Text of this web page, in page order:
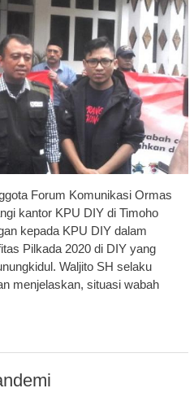
Forum Komunikasi Ormas
kantor KPU DIY di Timoho
kepada KPU DIY dalam
Pilkada 2020 di DIY yang
Waljito SH selaku
menjelaskan, situasi wabah